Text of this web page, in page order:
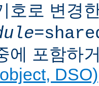
호로 변경
에 포함하
DSO)